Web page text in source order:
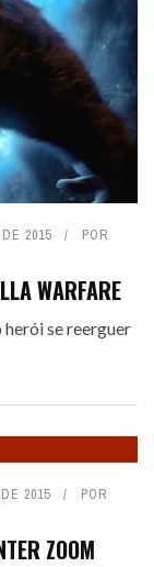
2015
POR
WARFARE
se reerguer
2015
POR
ZOOM